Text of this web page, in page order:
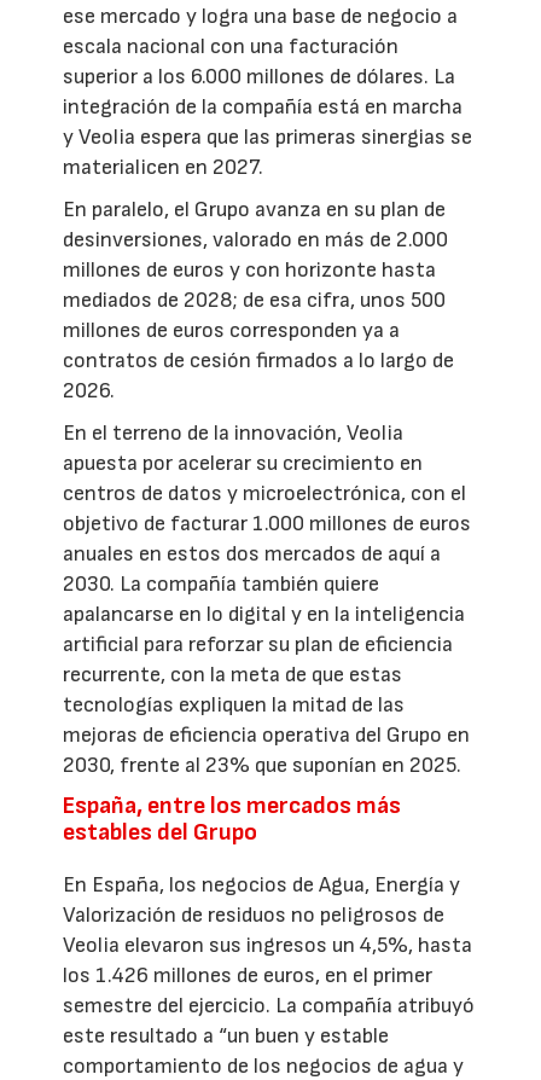
ese mercado y logra una base de negocio a
escala nacional con una facturación
superior a los 6.000 millones de dólares. La
integración de la compañía está en marcha
y Veolia espera que las primeras sinergias se
materialicen en 2027.
En paralelo, el Grupo avanza en su plan de
desinversiones, valorado en más de 2.000
millones de euros y con horizonte hasta
mediados de 2028; de esa cifra, unos 500
millones de euros corresponden ya a
contratos de cesión firmados a lo largo de
2026.
En el terreno de la innovación, Veolia
apuesta por acelerar su crecimiento en
centros de datos y microelectrónica, con el
objetivo de facturar 1.000 millones de euros
anuales en estos dos mercados de aquí a
2030. La compañía también quiere
apalancarse en lo digital y en la inteligencia
artificial para reforzar su plan de eficiencia
recurrente, con la meta de que estas
tecnologías expliquen la mitad de las
mejoras de eficiencia operativa del Grupo en
2030, frente al 23% que suponían en 2025.
España, entre los mercados más
estables del Grupo
En España, los negocios de Agua, Energía y
Valorización de residuos no peligrosos de
Veolia elevaron sus ingresos un 4,5%, hasta
los 1.426 millones de euros, en el primer
semestre del ejercicio. La compañía atribuyó
este resultado a “un buen y estable
comportamiento de los negocios de agua y